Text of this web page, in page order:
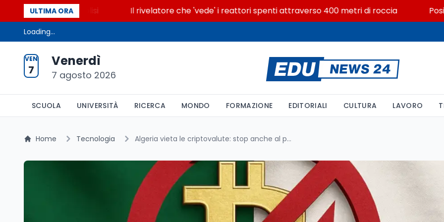
ULTIMA ORA
la glicolisi Il rivelatore che 'vede' i reattori spenti attraverso 400 metri di roccia
Loading...
VEN
7
Venerdì
7 agosto 2026
SCUOLA UNIVERSITÀ RICERCA MONDO FORMAZIONE EDITORIALI CULTURA LAVORO
Home Tecnologia Algeria vieta le criptovalute: stop anche al possesso